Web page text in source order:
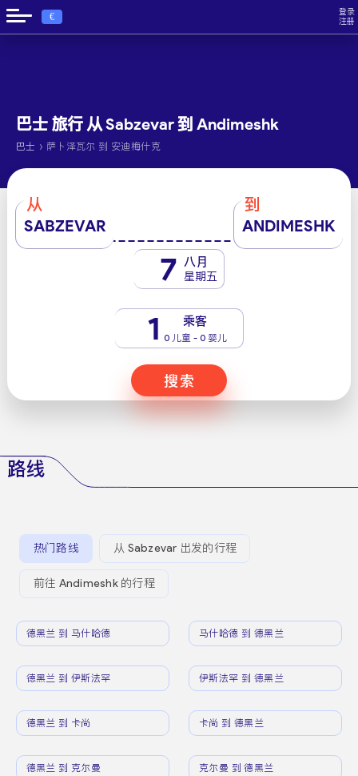
€
登录
注册
巴士 旅行 从 Sabzevar 到 Andimeshk
巴士 › 萨卜泽瓦尔 到 安迪梅什克
从
SABZEVAR
到
ANDIMESHK
7 八月
星期五
1 乘客
0 儿童 - 0 婴儿
搜索
路线
热门路线 从 Sabzevar 出发的行程
前往 Andimeshk 的行程
德黑兰 到 马什哈德 马什哈德 到 德黑兰
德黑兰 到 伊斯法罕 伊斯法罕 到 德黑兰
德黑兰 到 卡尚 卡尚 到 德黑兰
德黑兰 到 克尔曼 克尔曼 到 德黑兰